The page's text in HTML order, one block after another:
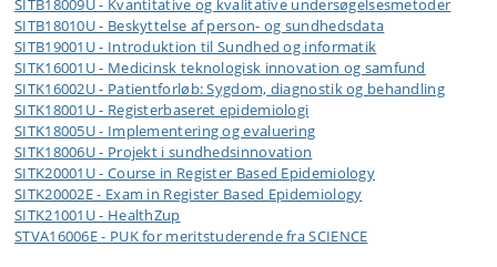
SITB18009U - Kvantitative og kvalitative undersøgelsesmetoder
SITB18010U - Beskyttelse af person- og sundhedsdata
SITB19001U - Introduktion til Sundhed og informatik
SITK16001U - Medicinsk teknologisk innovation og samfund
SITK16002U - Patientforløb: Sygdom, diagnostik og behandling
SITK18001U - Registerbaseret epidemiologi
SITK18005U - Implementering og evaluering
SITK18006U - Projekt i sundhedsinnovation
SITK20001U - Course in Register Based Epidemiology
SITK20002E - Exam in Register Based Epidemiology
SITK21001U - HealthZup
STVA16006E - PUK for meritstuderende fra SCIENCE